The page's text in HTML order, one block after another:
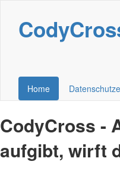
Home
CodyCross -
aufgibt, wirft